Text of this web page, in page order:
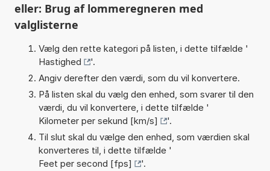
eller: Brug af lommeregneren med
valglisterne
Vælg den rette kategori på listen, i dette tilfælde '
Hastighed
'.
Angiv derefter den værdi, som du vil konvertere.
På listen skal du vælg den enhed, som svarer til den
værdi, du vil konvertere, i dette tilfælde '
Kilometer per sekund [km/s]
'.
Til slut skal du vælge den enhed, som værdien skal
konverteres til, i dette tilfælde '
Feet per second [fps]
'.